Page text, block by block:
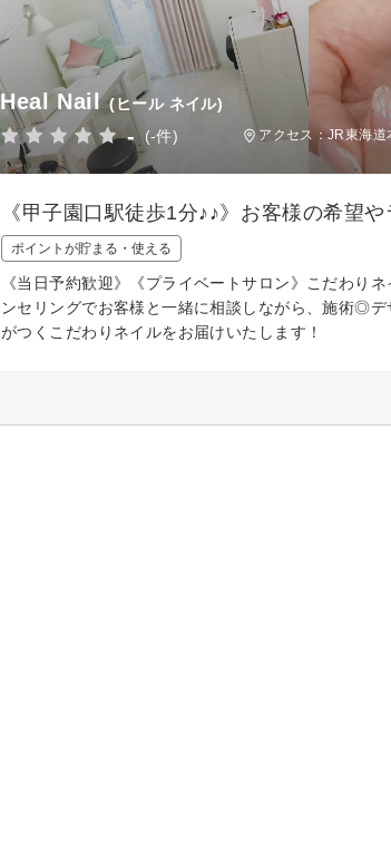
Heal Nail (ヒール ネイル)
- (-件) アクセス：JR東海
《甲子園口駅徒歩1分♪♪》お客様の希望
ポイントが貯まる・使える
《当日予約歓迎》《プライベートサロン》こだわり
ンセリングでお客様と一緒に相談しながら、施術◎
がつくこだわりネイルをお届けいたします！